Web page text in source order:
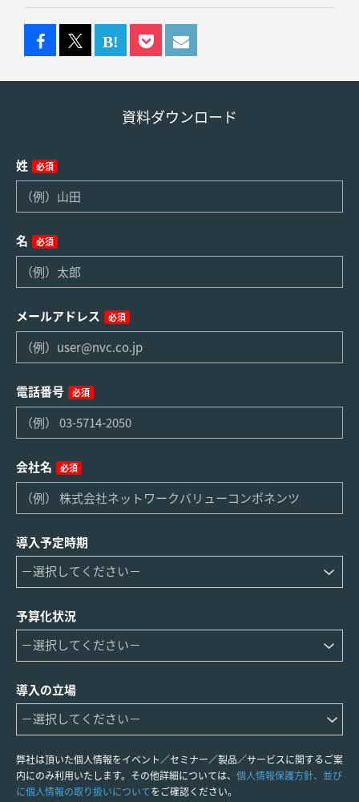
資料ダウンロード
姓 必須
名 必須
メールアドレス 必須
電話番号 必須
会社名 必須
導入予定時期
予算化状況
導入の立場
弊社は頂いた個人情報をイベント／セミナー／製品／サービスに関するご案
内にのみ利用いたします。その他詳細については、 個人情報保護方針、並び
に個人情報の取り扱いについてをご確認ください。